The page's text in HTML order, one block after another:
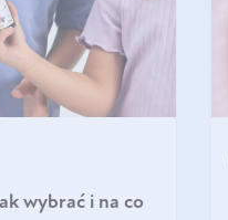
wybrać i na co